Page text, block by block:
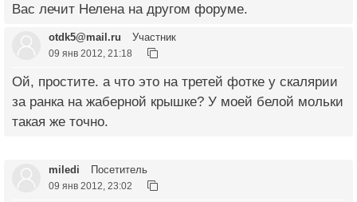
Вас лечит Нелена на другом форуме.
otdk5@mail.ru Участник
09 янв 2012, 21:18
Ой, простите. а что это на третей фотке у скалярии
за ранка на жаберной крышке? У моей белой мольки
такая же точно.
miledi Посетитель
09 янв 2012, 23:02